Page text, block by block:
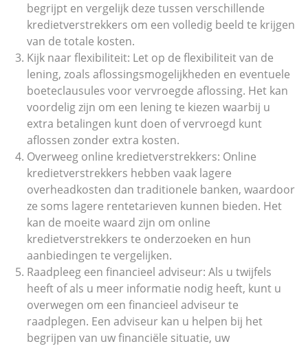
begrijpt en vergelijk deze tussen verschillende
kredietverstrekkers om een volledig beeld te krijgen
van de totale kosten.
Kijk naar flexibiliteit: Let op de flexibiliteit van de
lening, zoals aflossingsmogelijkheden en eventuele
boeteclausules voor vervroegde aflossing. Het kan
voordelig zijn om een lening te kiezen waarbij u
extra betalingen kunt doen of vervroegd kunt
aflossen zonder extra kosten.
Overweeg online kredietverstrekkers: Online
kredietverstrekkers hebben vaak lagere
overheadkosten dan traditionele banken, waardoor
ze soms lagere rentetarieven kunnen bieden. Het
kan de moeite waard zijn om online
kredietverstrekkers te onderzoeken en hun
aanbiedingen te vergelijken.
Raadpleeg een financieel adviseur: Als u twijfels
heeft of als u meer informatie nodig heeft, kunt u
overwegen om een financieel adviseur te
raadplegen. Een adviseur kan u helpen bij het
begrijpen van uw financiële situatie, uw